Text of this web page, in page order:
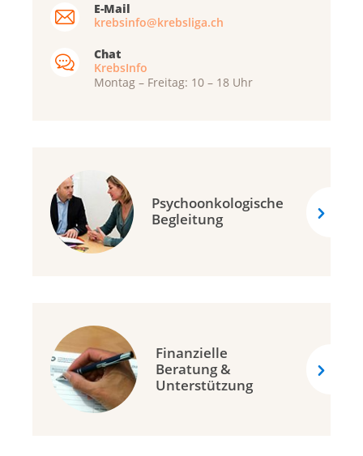
Ligue genevoise contre le cancer
Krebsliga Graubünden
Ligue jurassienne contre le cancer
Krebsliga Solothurn
Krebsliga Thurgau
Lega cancro Ticino
Ligue vaudoise contre le cancer
Krebsliga Zürich
Krebshilfe Liechtenstein
E-Mail
krebsinfo@krebsliga.ch
Chat
KrebsInfo
Montag – Freitag: 10 – 18 Uhr
Psychoonkologische
Begleitung
Finanzielle
Beratung &
Unterstützung